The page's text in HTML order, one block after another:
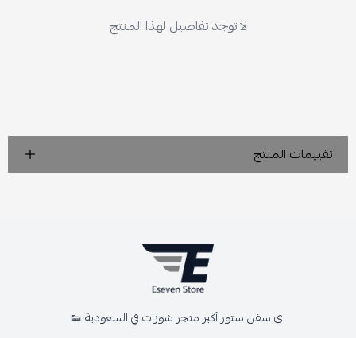
لا توجد تفاصيل لهذا المنتج
تقييمات المنتج
اي سفن ستور أكبر متجر شوزات في السعودية 👟